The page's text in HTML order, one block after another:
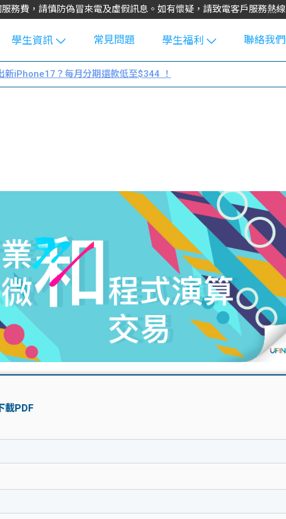
務費，請慎防偽冒來電及虛假訊息。如有懷疑，請致電客戶服務熱線
學生資訊
Blog
大專生筍
理財
Guide
學生貸款
101
常見問題
學生福利
uFinance 校
園贊助
聯絡我們
新iPhone17？每月分期還款低至$344 ！